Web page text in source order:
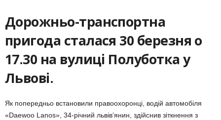
Дорожньо-транспортна
пригода сталася 30 березня о
17.30 на вулиці Полуботка у
Львові.
Як попередньо встановили правоохоронці, водій автомобіля
«Daewoo Lanos», 34-річний львів’янин, здійснив зіткнення з